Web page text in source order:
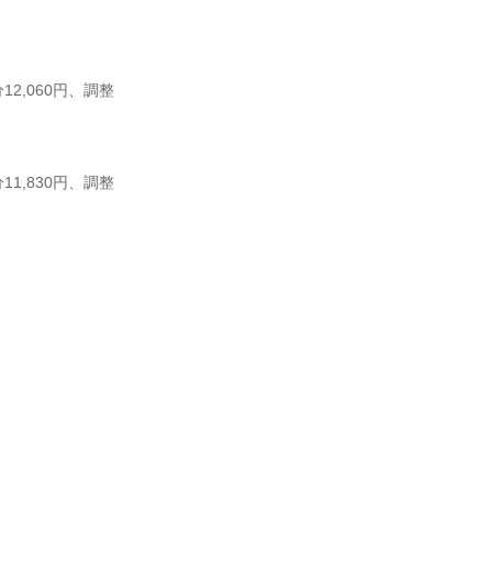
12,060円、調整
11,830円、調整